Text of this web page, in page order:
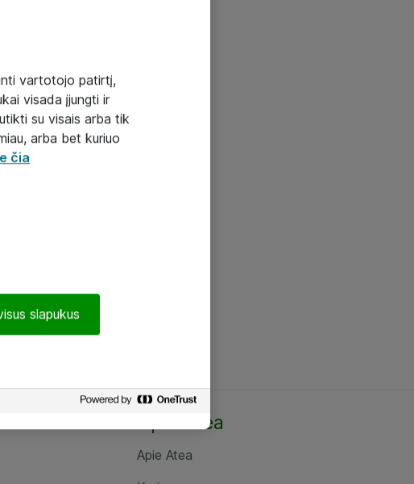
Apie Atea
Apie Atea
vartotojo patirtį,
visada įjungti ir
su visais arba tik
arba bet kuriuo
čia
slapukus